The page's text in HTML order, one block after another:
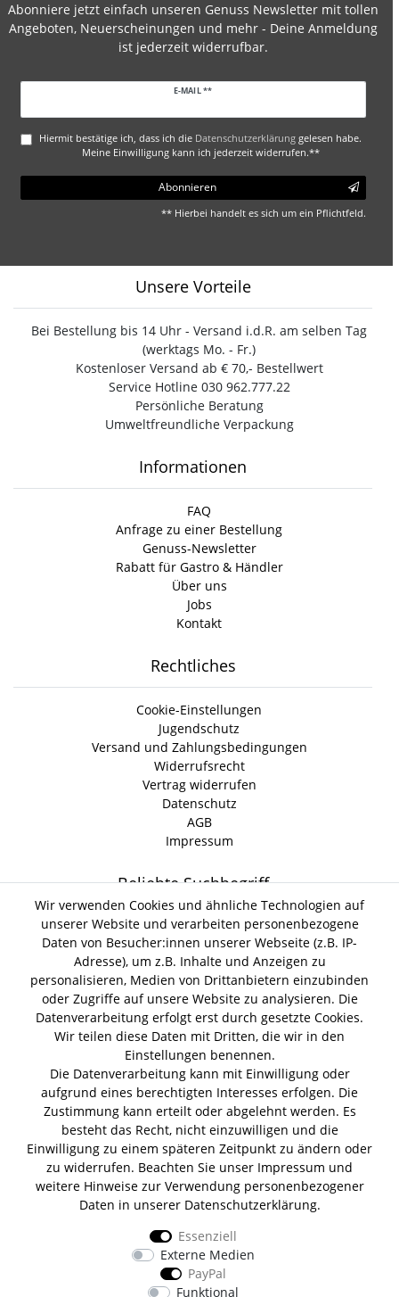
Abonniere jetzt einfach unseren Genuss Newsletter mit tollen
Angeboten, Neuerscheinungen und mehr - Deine Anmeldung
ist jederzeit widerrufbar.
E-MAIL **
Hiermit bestätige ich, dass ich die Daten­schutz­erklärung gelesen habe.
Meine Einwilligung kann ich jederzeit widerrufen.**
Abonnieren
** Hierbei handelt es sich um ein Pflichtfeld.
Unsere Vorteile
Bei Bestellung bis 14 Uhr - Versand i.d.R. am selben Tag
(werktags Mo. - Fr.)
Kostenloser Versand ab € 70,- Bestellwert
Service Hotline 030 962.777.22
Persönliche Beratung
Umweltfreundliche Verpackung
Informationen
FAQ
Anfrage zu einer Bestellung
Genuss-Newsletter
Rabatt für Gastro & Händler
Über uns
Jobs
Kontakt
Rechtliches
Cookie-Einstellungen
Jugendschutz
Versand und Zahlungsbedingungen
Widerrufsrecht
Vertrag widerrufen
Datenschutz
AGB
Impressum
Beliebte Suchbegriff
Gin Tonic Kokoswasser Lind Lime GinMonkey 47 Gin
Erdnussöl Alpako Gin Isle of Harris GinThomas
Henry Hendrick s Gin Gin Tasting BoxSan Marzano
Tomaten Boar Gin Summer GinAlbaöl Tartufi Pralinen
Fever Tree 1724 TonicFentimans Tonic
Lagerverkauf
Lifestyle & Genuss Abhollager
Wolfenerstr. 32-34
Tor 1 I Haus B I 1. OG
12681 Berlin
Unsere Zahlungsarten
Wir versenden mit
Wir verwenden Cookies und ähnliche Technologien auf
unserer Website und verarbeiten personenbezogene
Daten von Besucher:innen unserer Webseite (z.B. IP-
Adresse), um z.B. Inhalte und Anzeigen zu
personalisieren, Medien von Drittanbietern einzubinden
oder Zugriffe auf unsere Website zu analysieren. Die
Datenverarbeitung erfolgt erst durch gesetzte Cookies.
Wir teilen diese Daten mit Dritten, die wir in den
Einstellungen benennen.
Die Datenverarbeitung kann mit Einwilligung oder
aufgrund eines berechtigten Interesses erfolgen. Die
Zustimmung kann erteilt oder abgelehnt werden. Es
besteht das Recht, nicht einzuwilligen und die
Einwilligung zu einem späteren Zeitpunkt zu ändern oder
zu widerrufen. Beachten Sie unser Impressum und
weitere Hinweise zur Verwendung personenbezogener
Daten in unserer Daten­schutz­erklärung.
Essenziell
Externe Medien
PayPal
Funktional